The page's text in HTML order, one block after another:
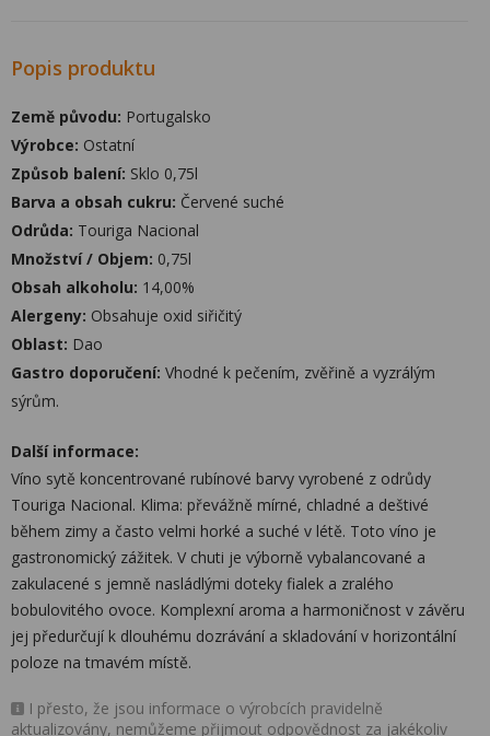
Popis produktu
Země původu: Portugalsko
Výrobce: Ostatní
Způsob balení: Sklo 0,75l
Barva a obsah cukru: Červené suché
Odrůda: Touriga Nacional
Množství / Objem: 0,75l
Obsah alkoholu: 14,00%
Alergeny: Obsahuje oxid siřičitý
Oblast: Dao
Gastro doporučení: Vhodné k pečením, zvěřině a vyzrálým
sýrům.
Další informace:
Víno sytě koncentrované rubínové barvy vyrobené z odrůdy
Touriga Nacional. Klima: převážně mírné, chladné a deštivé
během zimy a často velmi horké a suché v létě. Toto víno je
gastronomický zážitek. V chuti je výborně vybalancované a
zakulacené s jemně nasládlými doteky fialek a zralého
bobulovitého ovoce. Komplexní aroma a harmoničnost v závěru
jej předurčují k dlouhému dozrávání a skladování v horizontální
poloze na tmavém místě.
I přesto, že jsou informace o výrobcích pravidelně
aktualizovány, nemůžeme přijmout odpovědnost za jakékoliv